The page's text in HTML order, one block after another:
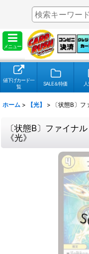
メニュー
値下げカード一
覧
SALE＆特価
ホーム > 【光】 > 〔状態B〕
〔状態B〕ファイナ
《光》